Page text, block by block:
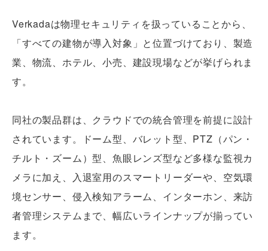
Verkadaは物理セキュリティを扱っていることから、
「すべての建物が導入対象」と位置づけており、製造
業、物流、ホテル、小売、建設現場などが挙げられま
す。
同社の製品群は、クラウドでの統合管理を前提に設計
されています。ドーム型、バレット型、PTZ（パン・
チルト・ズーム）型、魚眼レンズ型など多様な監視カ
メラに加え、入退室用のスマートリーダーや、空気環
境センサー、侵入検知アラーム、インターホン、来訪
者管理システムまで、幅広いラインナップが揃ってい
ます。